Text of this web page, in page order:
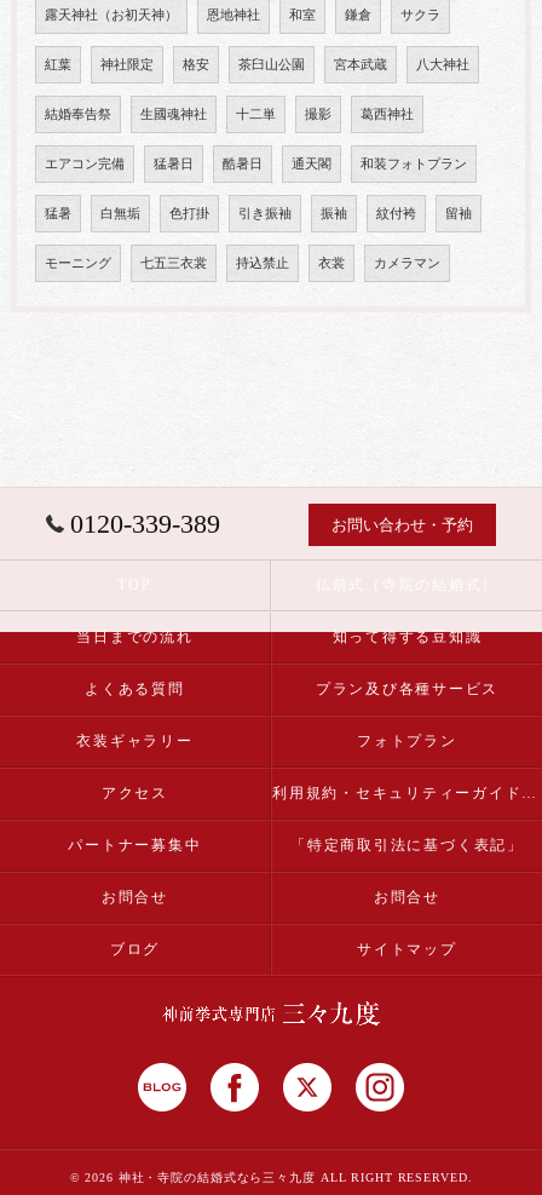
露天神社（お初天神） 恩地神社 和室 鎌倉 サクラ
紅葉 神社限定 格安 茶臼山公園 宮本武蔵 八大神社
結婚奉告祭 生國魂神社 十二単 撮影 葛西神社
エアコン完備 猛暑日 酷暑日 通天閣 和装フォトプラン
猛暑 白無垢 色打掛 引き振袖 振袖 紋付袴 留袖
モーニング 七五三衣裳 持込禁止 衣裳 カメラマン
0120-339-389 お問い合わせ・予約
当日までの流れ 知って得する豆知識
よくある質問 プラン及び各種サービス
衣装ギャラリー フォトプラン
アクセス 利用規約・セキュリティーガイドライン
パートナー募集中 「特定商取引法に基づく表記」
お問合せ お問合せ
ブログ サイトマップ
© 2026 神社・寺院の結婚式なら三々九度 ALL RIGHT RESERVED.